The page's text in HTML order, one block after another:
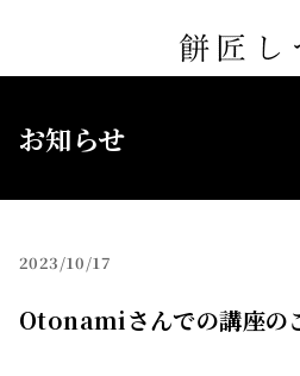
お知らせ
2023 10/17
Otonamiさんでの講座の